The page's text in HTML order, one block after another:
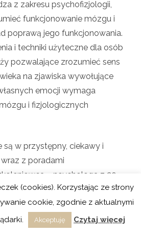
z zakresu psychofizjologii,
funkcjonowanie mózgu i
poprawą jego funkcjonowania.
i techniki użyteczne dla osób
pozwalające zrozumieć sens
na zjawiska wywołujące
emocji wymaga
i fizjologicznych
są w przystępny, ciekawy i
z poradami
– psychologa z 20
(cookies). Korzystając ze strony
cookie, zgodnie z aktualnymi
Akceptuję Czytaj więcej